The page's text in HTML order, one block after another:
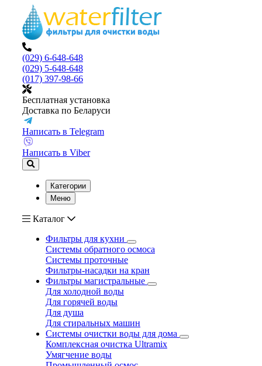
(029) 6-648-648
(029) 5-648-648
(017) 397-98-66
Бесплатная установка
Доставка по Беларуси
Написать в Telegram
Написать в Viber
Категории
Меню
Каталог
Фильтры для кухни
Системы обратного осмоса
Системы проточные
Фильтры-насадки на кран
Фильтры магистральные
Для холодной воды
Для горячей воды
Для душа
Для стиральных машин
Системы очистки воды для дома
Комплексная очистка Ultramix
Умягчение воды